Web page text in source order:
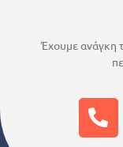
Έχουμε ανάγκη